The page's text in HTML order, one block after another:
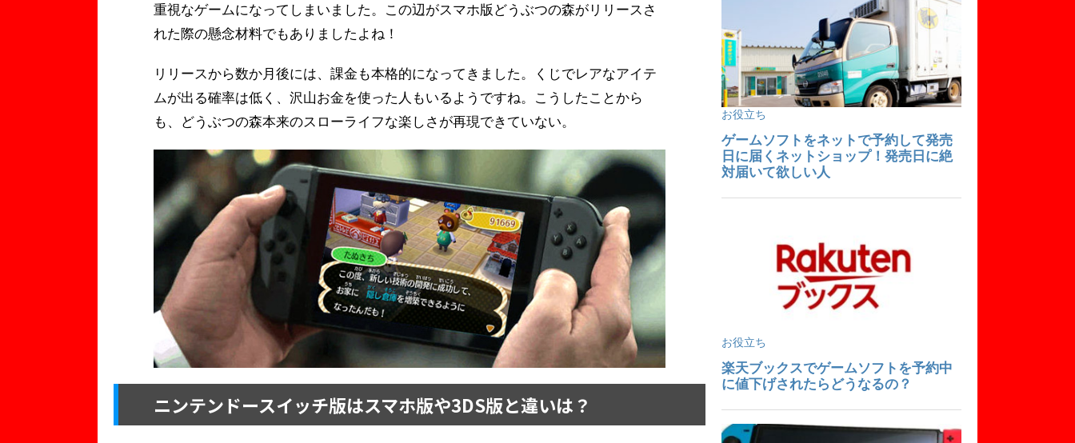
重視なゲームになってしまいました。この辺がスマホ版どうぶつの森がリリースさ
れた際の懸念材料でもありましたよね！
リリースから数か月後には、課金も本格的になってきました。くじでレアなアイテ
ムが出る確率は低く、沢山お金を使った人もいるようですね。こうしたことから
も、どうぶつの森本来のスローライフな楽しさが再現できていない。
ニンテンドースイッチ版はスマホ版や3DS版と違いは？